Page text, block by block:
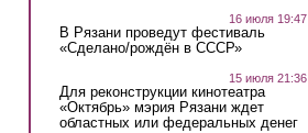
16 июля 19:47
В Рязани проведут фестиваль
«Сделано/рождён в СССР»
15 июля 21:36
Для реконструкции кинотеатра
«Октябрь» мэрия Рязани ждет
областных или федеральных денег